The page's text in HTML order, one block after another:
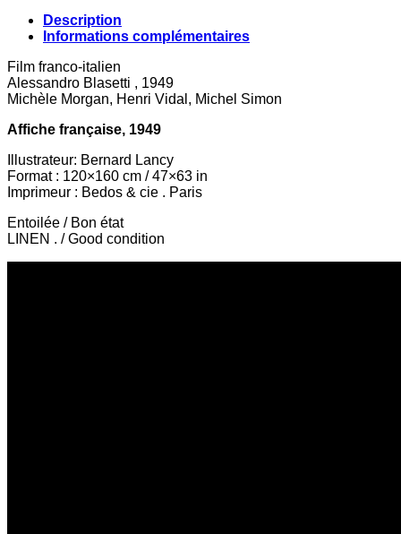
Description
Informations complémentaires
Film franco-italien
Alessandro Blasetti , 1949
Michèle Morgan, Henri Vidal, Michel Simon
Affiche française, 1949
Illustrateur: Bernard Lancy
Format : 120×160 cm / 47×63 in
Imprimeur : Bedos & cie . Paris
Entoilée / Bon état
LINEN . / Good condition